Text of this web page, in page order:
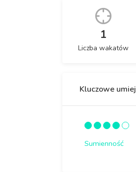
1
Liczba wakatów
Kluczowe
Sumienność